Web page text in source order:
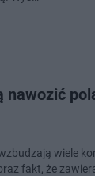
nawozić
wiele
fakt, że